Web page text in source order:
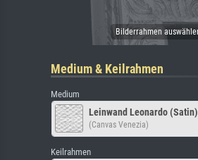
Medium & Keilrahmen
Medium
Leinwand Leonardo (Satin)
(Canvas Venezia)
Keilrahmen